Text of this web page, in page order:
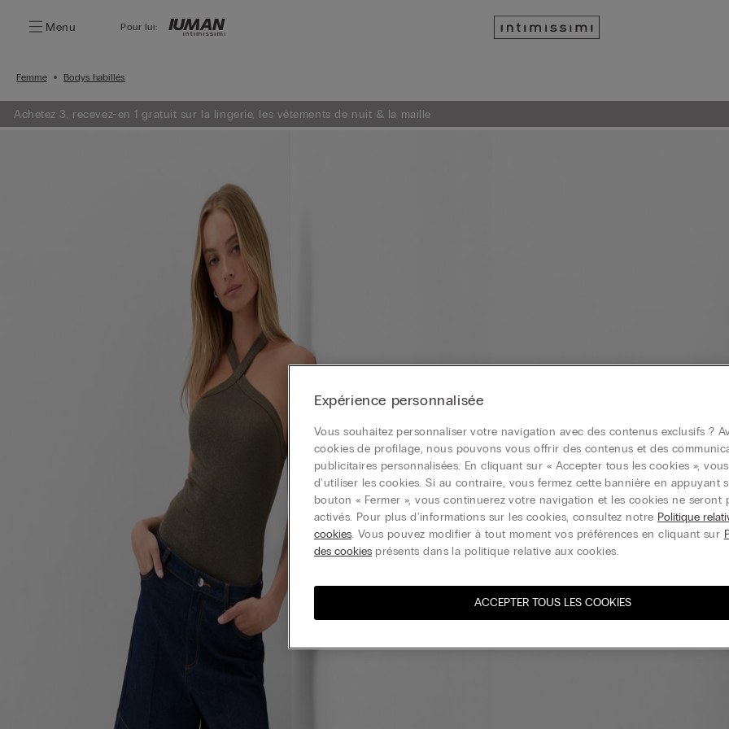
Menu Pour lui:
Femme Bodys habillés
Achetez 3, recevez-en 1 gratuit sur la lingerie, les vêtements de nuit & la maille
Expérience personnalisée
Vous souhaitez personnaliser votre navigation avec des contenus exclusifs ?
cookies de profilage, nous pouvons vous offrir des contenus et des
publicitaires personnalisées. En cliquant sur « Accepter tous les cookies »,
d'utiliser les cookies. Si au contraire, vous fermez cette bannière en appuyant
bouton « Fermer », vous continuerez votre navigation et les cookies ne seront
activés. Pour plus d'informations sur les cookies, consultez notre Politique
cookies. Vous pouvez modifier à tout moment vos préférences en cliquant sur
des cookies présents dans la politique relative aux cookies.
ACCEPTER TOUS LES COOKIES